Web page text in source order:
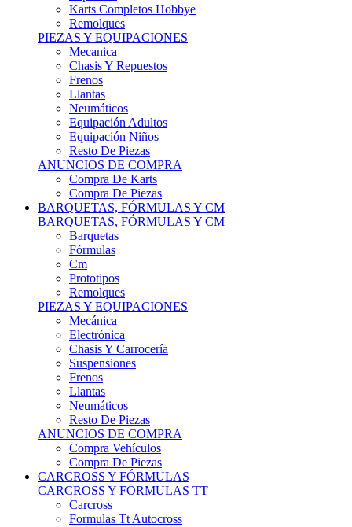
Remolques
PIEZAS Y EQUIPACIONES
Mecanica
Chasis Y Repuestos
Frenos
Llantas
Neumáticos
Equipación Adultos
Equipación Niños
Resto De Piezas
ANUNCIOS DE COMPRA
Compra De Karts
Compra De Piezas
BARQUETAS, FÓRMULAS Y CM
BARQUETAS, FÓRMULAS Y CM
Barquetas
Fórmulas
Cm
Prototipos
Remolques
PIEZAS Y EQUIPACIONES
Mecánica
Electrónica
Chasis Y Carrocería
Suspensiones
Frenos
Llantas
Neumáticos
Resto De Piezas
ANUNCIOS DE COMPRA
Compra Vehículos
Compra De Piezas
CARCROSS Y FÓRMULAS
CARCROSS Y FORMULAS TT
Carcross
Formulas Tt Autocross
Remolques